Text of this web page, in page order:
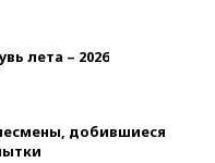
лета – 2026
добившиеся